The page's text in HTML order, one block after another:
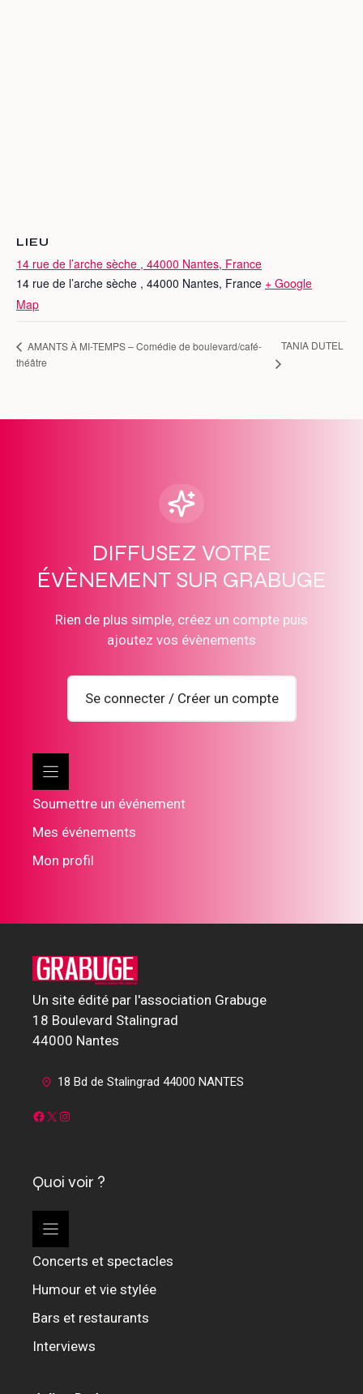
LIEU
14 rue de l’arche sèche , 44000 Nantes, France
14 rue de l’arche sèche , 44000 Nantes, France + Google
Map
AMANTS À MI-TEMPS – Comédie de boulevard/café-
théâtre
TANIA DUTEL
DIFFUSEZ VOTRE
ÉVÈNEMENT SUR GRABUGE
Rien de plus simple, créez un compte puis
ajoutez vos évènements
Se connecter / Créer un compte
Soumettre un événement
Mes événements
Mon profil
Un site édité par l'association Grabuge
18 Boulevard Stalingrad
44000 Nantes
18 Bd de Stalingrad 44000 NANTES
Facebook
X Instagram
Quoi voir ?
Concerts et spectacles
Humour et vie stylée
Bars et restaurants
Interviews